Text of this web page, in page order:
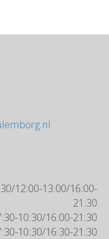
12:00-13:00/16:00-
21:30
10:30/16:00-21:30
10:30/16:30-21:30